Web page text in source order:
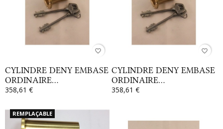
favorite_border
CYLINDRE DENY EMBASE
ORDINAIRE...
358,61 €
favorite_border
CYLINDRE DENY EMBASE
ORDINAIRE...
358,61 €
REMPLAÇABLE